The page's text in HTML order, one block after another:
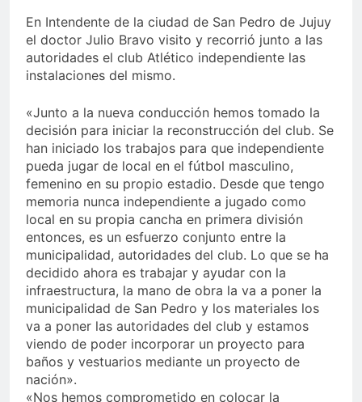
En Intendente de la ciudad de San Pedro de Jujuy
el doctor Julio Bravo visito y recorrió junto a las
autoridades el club Atlético independiente las
instalaciones del mismo.
«Junto a la nueva conducción hemos tomado la
decisión para iniciar la reconstrucción del club. Se
han iniciado los trabajos para que independiente
pueda jugar de local en el fútbol masculino,
femenino en su propio estadio. Desde que tengo
memoria nunca independiente a jugado como
local en su propia cancha en primera división
entonces, es un esfuerzo conjunto entre la
municipalidad, autoridades del club. Lo que se ha
decidido ahora es trabajar y ayudar con la
infraestructura, la mano de obra la va a poner la
municipalidad de San Pedro y los materiales los
va a poner las autoridades del club y estamos
viendo de poder incorporar un proyecto para
baños y vestuarios mediante un proyecto de
nación».
«Nos hemos comprometido en colocar la